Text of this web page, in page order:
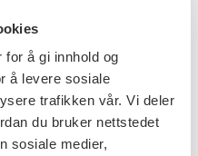
å gi innhold og
å levere sosiale
trafikken vår. Vi deler
du bruker nettstedet
sosiale medier,
Tegning